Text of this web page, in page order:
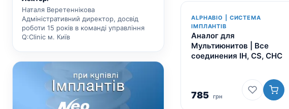
Наталя Веретеннікова
Адміністративний директор, досвід
роботи 15 років в команді управління
Q:Clinic м. Київ
ALPHABIO | СИСТЕМА
ІМПЛАНТІВ
Аналог для
Мультиюнитов | Все
соединения IH, CS, CHC
785 грн